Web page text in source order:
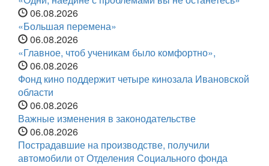
06.08.2026
«Большая перемена»
06.08.2026
«Главное, чтоб ученикам было комфортно»,
06.08.2026
Фонд кино поддержит четыре кинозала Ивановской
области
06.08.2026
Важные изменения в законодательстве
06.08.2026
Пострадавшие на производстве, получили
автомобили от Отделения Социального фонда